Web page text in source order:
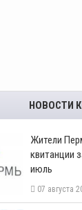
НОВОСТИ
​Жители
квитанции
июль
07 августа